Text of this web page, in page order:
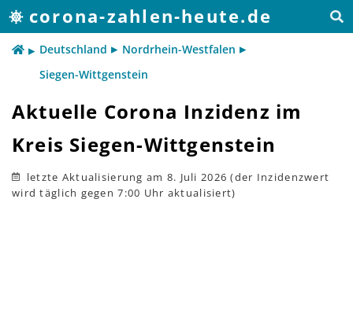
corona-zahlen-heute.de
Deutschland
Nordrhein-Westfalen
Siegen-Wittgenstein
Aktuelle Corona Inzidenz im
Kreis Siegen-Wittgenstein
letzte Aktualisierung am 8. Juli 2026